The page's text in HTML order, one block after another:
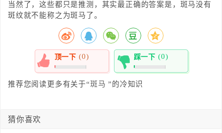
当然了，这些都只是推测，其实最正确的答案是，斑马没有
斑纹就不能称之为斑马了。
顶一下 (0)
0%
踩一下 (0)
0%
推荐您阅读更多有关于“斑马 ”的冷知识
猜你喜欢